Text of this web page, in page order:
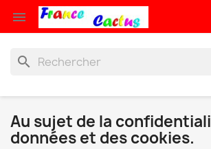

search
Au sujet de la
données et des cookies.